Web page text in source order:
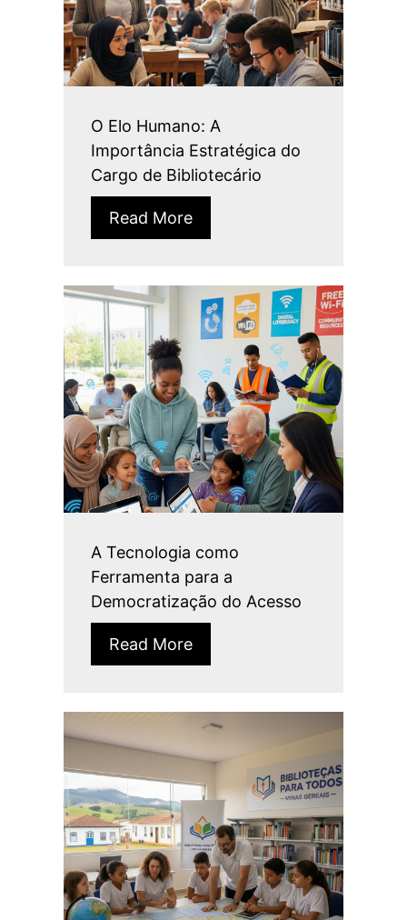
O Elo Humano: A
Importância Estratégica do
Cargo de Bibliotecário
Read More
A Tecnologia como
Ferramenta para a
Democratização do Acesso
Read More